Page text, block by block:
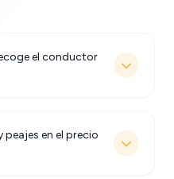
el conductor
peajes en el precio